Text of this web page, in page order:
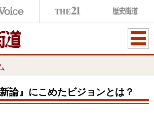
ME
論』にこめたビジョンとは？